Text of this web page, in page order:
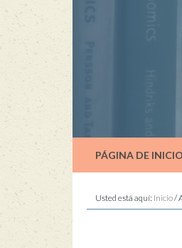
PÁGINA DE INICIO
Usted está aquí: Inicio/